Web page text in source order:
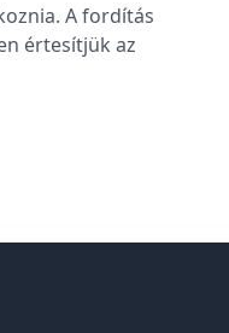
A fordítás
értesítjük az